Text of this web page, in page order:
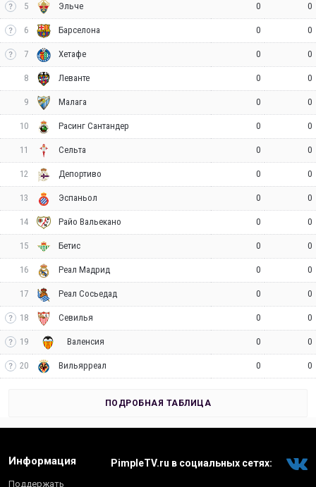
5 Эльче 0 0
6 Барселона 0 0
7 Хетафе 0 0
8 Леванте 0 0
9 Малага 0 0
10 Расинг Сантандер 0 0
11 Сельта 0 0
12 Депортиво 0 0
13 Эспаньол 0 0
14 Райо Вальекано 0 0
15 Бетис 0 0
16 Реал Мадрид 0 0
17 Реал Сосьедад 0 0
18 Севилья 0 0
19 Валенсия 0 0
20 Вильярреал 0 0
ПОДРОБНАЯ ТАБЛИЦА
Информация
Поддержать
PimpleTV.ru в социальных сетях: